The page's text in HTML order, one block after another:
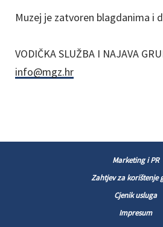
Muzej je zatvoren blagdanima i
VODIČKA SLUŽBA I NAJAVA
info@mgz.hr
Marketing i PR
Zahtjev za korištenje
Cjenik usluga
Impresum